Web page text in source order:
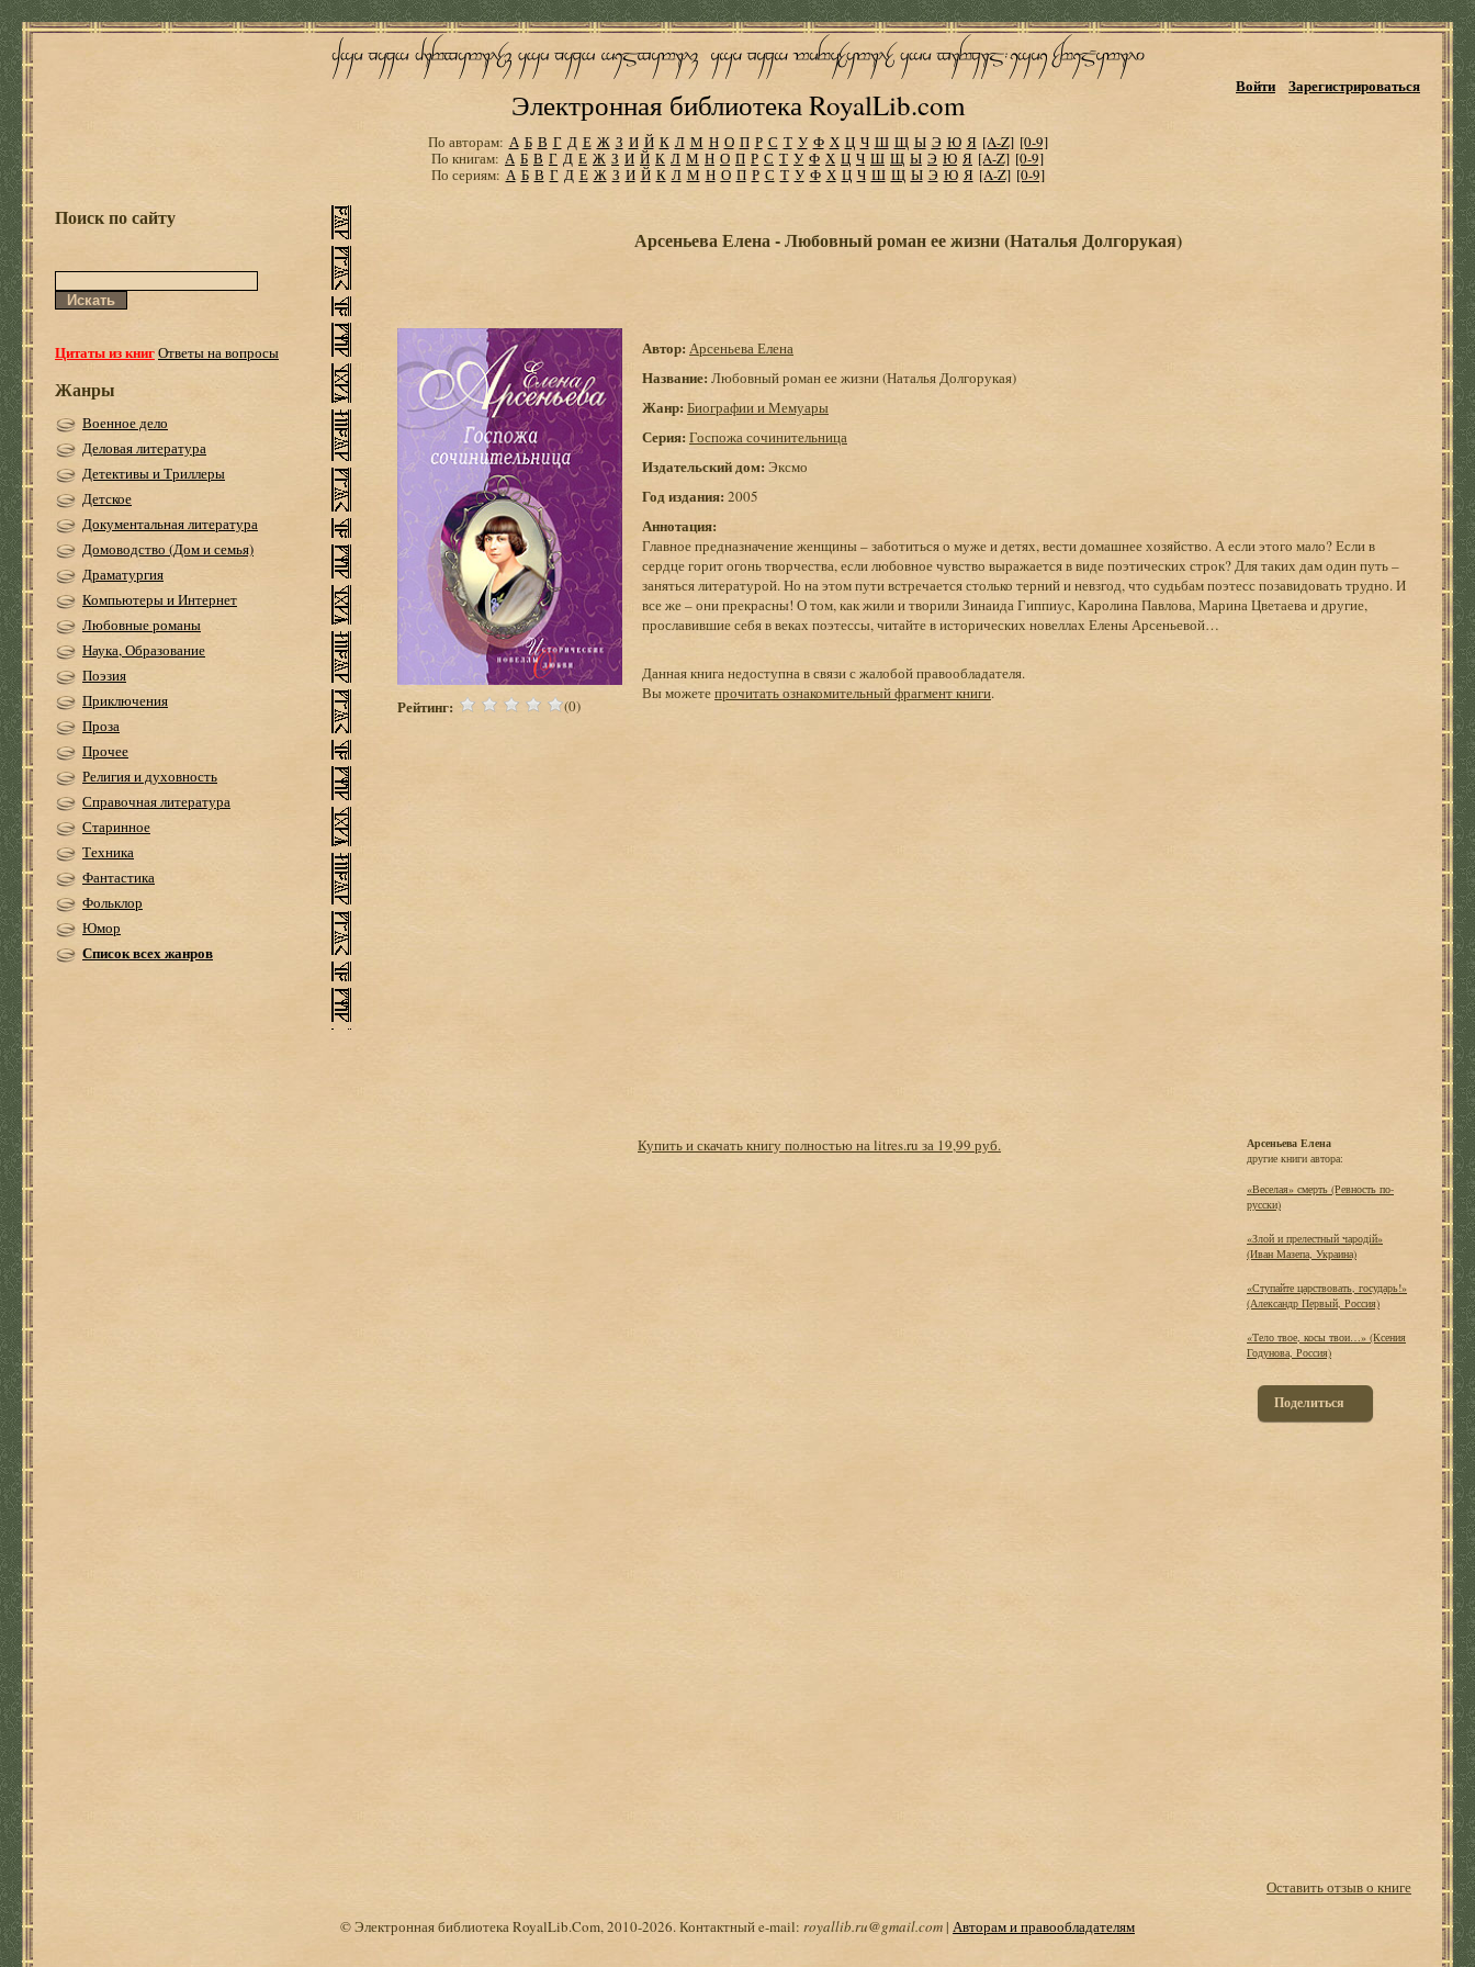
Электронная библиотека RoyalLib.com
Войти Зарегистрироваться
По авторам: А Б В Г Д Е Ж З И Й К Л М Н О П Р С Т У Ф Х Ц Ч Ш Щ Ы Э Ю Я [A-Z] [0-9]
По книгам: А Б В Г Д Е Ж З И Й К Л М Н О П Р С Т У Ф Х Ц Ч Ш Щ Ы Э Ю Я [A-Z] [0-9]
По сериям: А Б В Г Д Е Ж З И Й К Л М Н О П Р С Т У Ф Х Ц Ч Ш Щ Ы Э Ю Я [A-Z] [0-9]
Поиск по сайту
Цитаты из книгОтветы на вопросы
Жанры
Военное дело
Деловая литература
Детективы и Триллеры
Детское
Документальная литература
Домоводство (Дом и семья)
Драматургия
Компьютеры и Интернет
Любовные романы
Наука, Образование
Поэзия
Приключения
Проза
Прочее
Религия и духовность
Справочная литература
Старинное
Техника
Фантастика
Фольклор
Юмор
Список всех жанров
Арсеньева Елена - Любовный роман ее жизни (Наталья Долгорукая)
Рейтинг: (0)
Автор: Арсеньева Елена
Название: Любовный роман ее жизни (Наталья Долгорукая)
Жанр: Биографии и Мемуары
Серия: Госпожа сочинительница
Издательский дом: Эксмо
Год издания: 2005
Аннотация:
Главное предназначение женщины – заботиться о муже и детях, вести домашнее хозяйство. А если этого мало? Если в
сердце горит огонь творчества, если любовное чувство выражается в виде поэтических строк? Для таких дам один путь –
заняться литературой. Но на этом пути встречается столько терний и невзгод, что судьбам поэтесс позавидовать трудно. И
все же – они прекрасны! О том, как жили и творили Зинаида Гиппиус, Каролина Павлова, Марина Цветаева и другие,
прославившие себя в веках поэтессы, читайте в исторических новеллах Елены Арсеньевой…
Данная книга недоступна в связи с жалобой правообладателя.
Вы можетепрочитать ознакомительный фрагмент книги.
Купить и скачать книгу полностью на litres.ru за 19,99 руб.
Арсеньева Елена
другие книги автора:
«Веселая» смерть (Ревность по-
русски)
«Злой и прелестный чародiй»
(Иван Мазепа, Украина)
«Ступайте царствовать, государь!»
(Александр Первый, Россия)
«Тело твое, косы твои…» (Ксения
Годунова, Россия)
Поделиться
Оставить отзыв о книге
© Электронная библиотека RoyalLib.Com, 2010-2026. Контактный e-mail: royallib.ru@gmail.com| Авторам и правообладателям